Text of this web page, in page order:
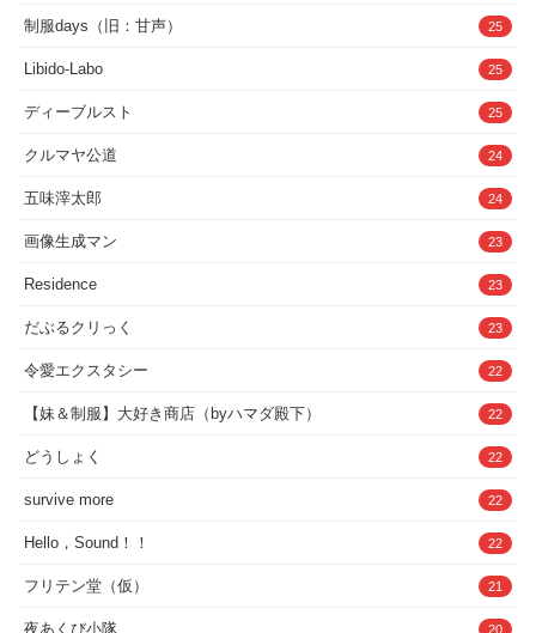
制服days（旧：甘声） 25
Libido-Labo 25
ディーブルスト 25
クルマヤ公道 24
五味滓太郎 24
画像生成マン 23
Residence 23
だぶるクリっく 23
令愛エクスタシー 22
【妹＆制服】大好き商店（byハマダ殿下） 22
どうしょく 22
survive more 22
Hello，Sound！！ 22
フリテン堂（仮） 21
夜あくび小隊 20